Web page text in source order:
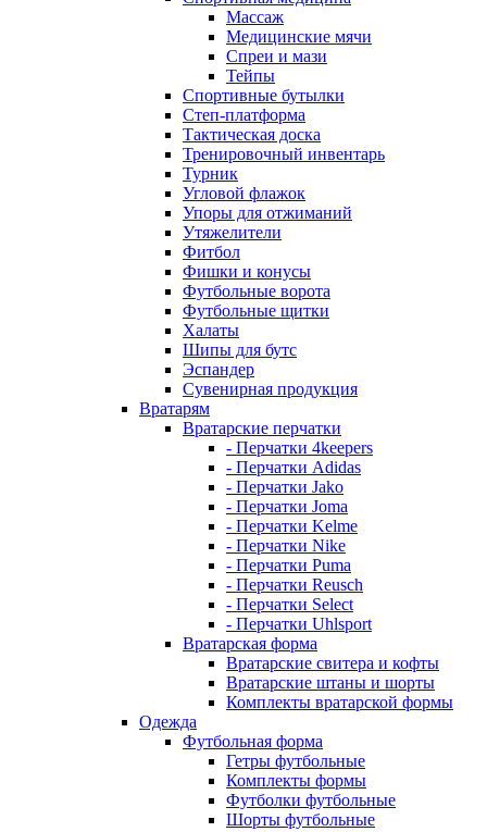
Массаж
Медицинские мячи
Спреи и мази
Тейпы
Спортивные бутылки
Степ-платформа
Тактическая доска
Тренировочный инвентарь
Турник
Угловой флажок
Упоры для отжиманий
Утяжелители
Фитбол
Фишки и конусы
Футбольные ворота
Футбольные щитки
Халаты
Шипы для бутс
Эспандер
Сувенирная продукция
Вратарям
Вратарские перчатки
- Перчатки 4keepers
- Перчатки Adidas
- Перчатки Jako
- Перчатки Joma
- Перчатки Kelme
- Перчатки Nike
- Перчатки Puma
- Перчатки Reusch
- Перчатки Select
- Перчатки Uhlsport
Вратарская форма
Вратарские свитера и кофты
Вратарские штаны и шорты
Комплекты вратарской формы
Одежда
Футбольная форма
Гетры футбольные
Комплекты формы
Футболки футбольные
Шорты футбольные